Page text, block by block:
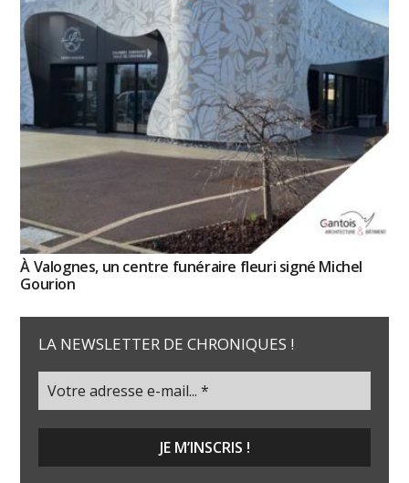
À Valognes, un centre funéraire fleuri signé Michel
Gourion
LA NEWSLETTER DE CHRONIQUES !